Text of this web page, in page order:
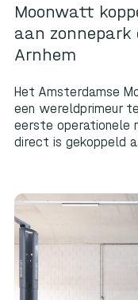
Moonwatt
aan zonnepark
Arnhem
Het Amsterdamse
een wereldprimeur
eerste operationele
direct is gekoppeld